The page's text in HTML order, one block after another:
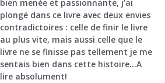
bien menée et passionnante, j’ai
plongé dans ce livre avec deux envies
contradictoires : celle de finir le livre
au plus vite, mais aussi celle que le
livre ne se finisse pas tellement je me
sentais bien dans cette histoire…A
lire absolument!